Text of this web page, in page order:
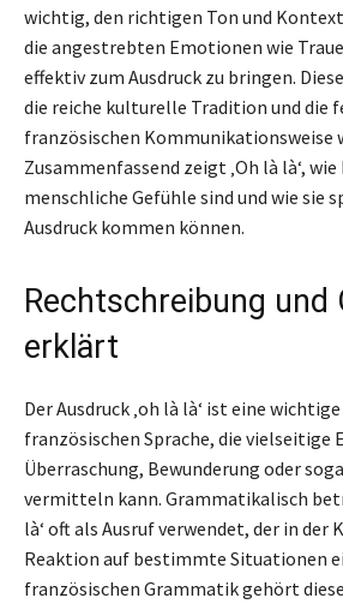
wichtig, den richtigen Ton und
die angestrebten Emotionen wie
effektiv zum Ausdruck zu bringen.
die reiche kulturelle Tradition und die
französischen Kommunikationsweise
Zusammenfassend zeigt ‚Oh là là‘,
menschliche Gefühle sind und wie sie
Ausdruck kommen können.
Rechtschreibung und
erklärt
Der Ausdruck ‚oh là là‘ ist eine
französischen Sprache, die vielseitige
Überraschung, Bewunderung oder
vermitteln kann. Grammatikalisch
là‘ oft als Ausruf verwendet, der in
Reaktion auf bestimmte Situationen
französischen Grammatik gehört